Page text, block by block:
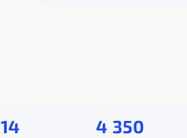
14 4 350